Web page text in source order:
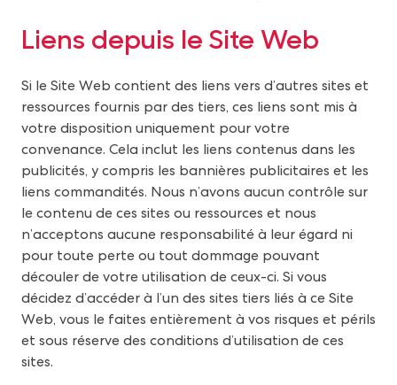
Liens depuis le Site Web
Si le Site Web contient des liens vers d’autres sites et
ressources fournis par des tiers, ces liens sont mis à
votre disposition uniquement pour votre
convenance. Cela inclut les liens contenus dans les
publicités, y compris les bannières publicitaires et les
liens commandités. Nous n’avons aucun contrôle sur
le contenu de ces sites ou ressources et nous
n’acceptons aucune responsabilité à leur égard ni
pour toute perte ou tout dommage pouvant
découler de votre utilisation de ceux-ci. Si vous
décidez d’accéder à l’un des sites tiers liés à ce Site
Web, vous le faites entièrement à vos risques et périls
et sous réserve des conditions d’utilisation de ces
sites.